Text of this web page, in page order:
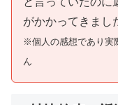
がかかってきまし
※個人の感想であり実
ん